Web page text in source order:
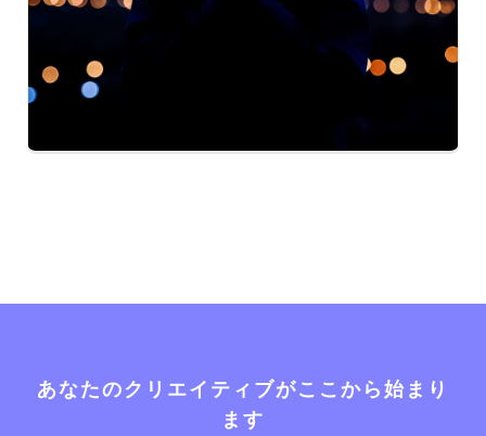
あなたのクリエイティブがここから始まり
ます